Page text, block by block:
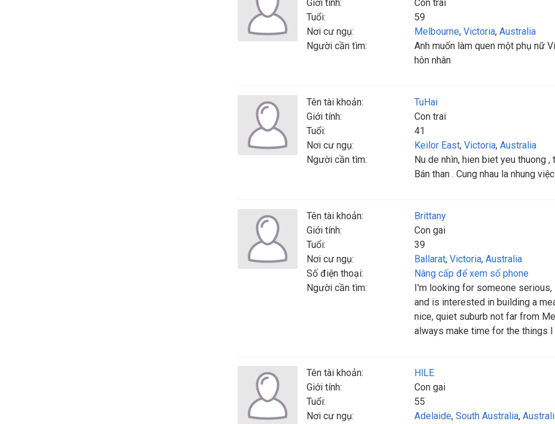
Giới tính:
Con trai
Tuổi:
59
Nơi cư ngụ:
Melbourne, Victoria, Australia
Người cần tìm:
Anh muốn làm quen một phụ nữ
hôn nhân
Tên tài khoản:
TuHai
Giới tính:
Con trai
Tuổi:
41
Nơi cư ngụ:
Keilor East, Victoria, Australia
Người cần tìm:
Nu de nhìn, hien biet yeu thuong
Bán than . Cung nhau la nhung
Tên tài khoản:
Brittany
Giới tính:
Con gai
Tuổi:
39
Nơi cư ngụ:
Ballarat, Victoria, Australia
Số điện thoại:
Nâng cấp để xem số phone
Người cần tìm:
I'm looking for someone
and is interested in building a
nice, quiet suburb not far from
always make time for the things
Tên tài khoản:
HlLE
Giới tính:
Con gai
Tuổi:
55
Nơi cư ngụ:
Adelaide, South Australia,